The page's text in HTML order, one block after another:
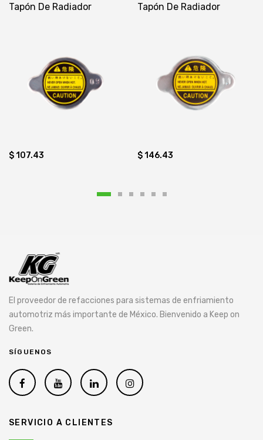
Tapón De Radiador
$ 107.43
Tapón De Radiador
$ 146.43
El proveedor de refacciones para sistemas de enfriamiento
automotriz más importante de México. Bienvenido a Keep on
Green.
SÍGUENOS
SERVICIO A CLIENTES